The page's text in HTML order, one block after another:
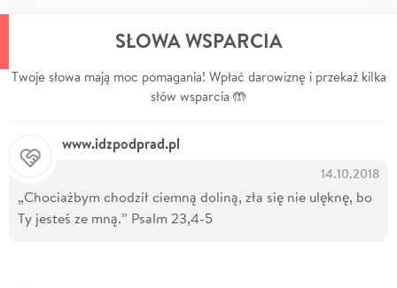
SŁOWA WSPARCIA
Twoje słowa mają moc pomagania! Wpłać darowiznę i przekaż kilka
słów wsparcia 🤲
www.idzpodprad.pl
14.10.2018
„Chociażbym chodził ciemną doliną, zła się nie ulęknę, bo
Ty jesteś ze mną.” Psalm 23,4-5